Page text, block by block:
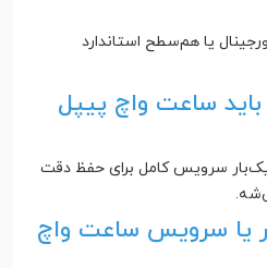
یا هم‌سطح استاندارد
ساعت واچ پیپل
هر ۲ تا ۳ سال یک‌بار سرویس کامل برای حفظ دقت
یا سرویس ساعت واچ